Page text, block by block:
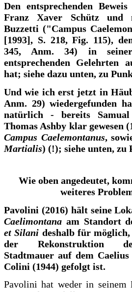
Den entsprechenden
Franz Xaver Schütz und
Buzzetti ("Campus
[1993], S. 218, Fig. 115),
345, Anm. 34) in
entsprechenden Gelehrten
hat; siehe dazu unten, zu
Und wie ich erst jetzt in
Anm. 29) wiedergefunden
natürlich - bereits
Thomas Ashby klar gewesen
Campus Caelemontanus,
Martialis) (!); siehe unten, zu
Wie oben angedeutet,
weiteres
Pavolini (2016) hält seine
Caelimontana am Standort
et Silani deshalb für
der Rekonstruktion
Stadtmauer auf dem
Colini (1944) gefolgt ist.
Pavolini hat weder in seinem